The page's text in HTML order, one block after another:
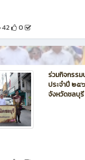
42 0